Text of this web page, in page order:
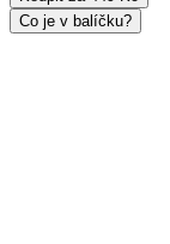
Co je v balíčku?